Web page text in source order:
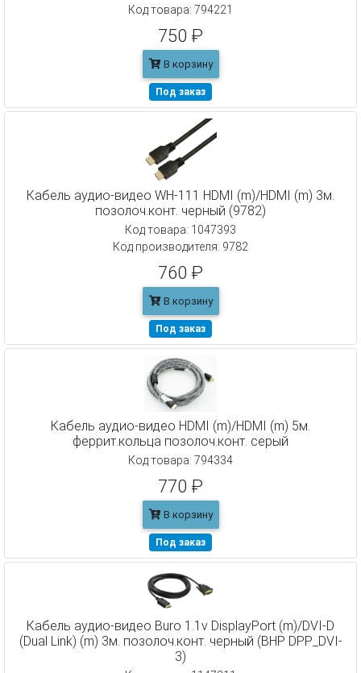
Код товара: 794221
750 ₽
В корзину
Под заказ
Кабель аудио-видео WH-111 HDMI (m)/HDMI (m) 3м.
позолоч.конт. черный (9782)
Код товара: 1047393
Код производителя: 9782
760 ₽
В корзину
Под заказ
Кабель аудио-видео HDMI (m)/HDMI (m) 5м.
феррит.кольца позолоч.конт. серый
Код товара: 794334
770 ₽
В корзину
Под заказ
Кабель аудио-видео Buro 1.1v DisplayPort (m)/DVI-D
(Dual Link) (m) 3м. позолоч.конт. черный (BHP DPP_DVI-
3)